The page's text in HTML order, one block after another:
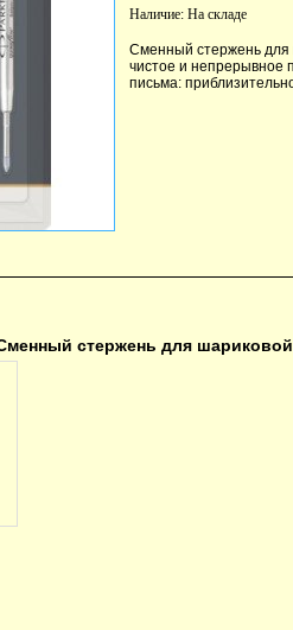
Наличие: На складе
Сменный стержень для
чистое и непрерывное
письма:
стержень для